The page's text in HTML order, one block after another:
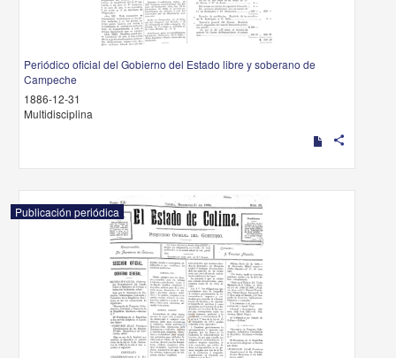
Periódico oficial del Gobierno del Estado libre y soberano de
Campeche
1886-12-31
Multidisciplina
share
Publicación periódica